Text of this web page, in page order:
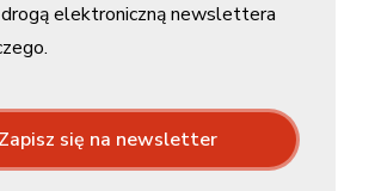
elektroniczną newslettera
Zapisz się na newsletter